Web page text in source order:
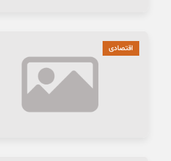
اقتصادی